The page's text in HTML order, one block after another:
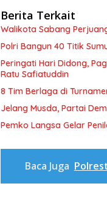
Berita Terkait
Walikota Sabang
Polri Bangun 40 Titik
Peringati Hari Didong,
Ratu Safiatuddin
8 Tim Berlaga di
Jelang Musda, Partai
Pemko Langsa Gelar
Baca Juga